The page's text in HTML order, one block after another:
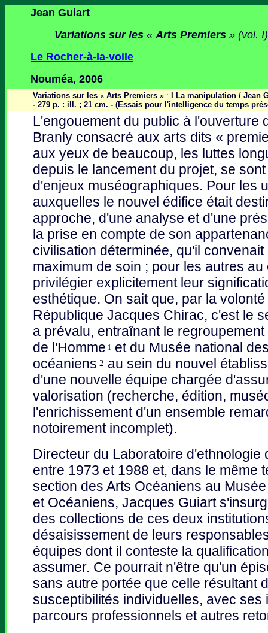
Jean Guiart
Variations sur les «Arts Premiers » (vol.
Le Rocher-à-la-voile
Nouméa, 2006
Variations sur les « Arts Premiers » : I La manipulation / Jean
- 279 p. : ill. ; 21 cm. - (Essais pour l'intelligence du temps
L'engouement du public à l'ouverture
Branly consacré aux arts dits «
aux yeux de beaucoup, les luttes
depuis le lancement du projet, se
d'enjeux muséographiques. Pour les
auxquelles le nouvel édifice était
approche, d'une analyse et d'une
la prise en compte de son
civilisation déterminée, qu'il
maximum de soin ; pour les autres
privilégier explicitement leur
esthétique. On sait que, par la
République Jacques Chirac, c'est le
a prévalu, entraînant le
de l'Homme 1 et du Musée national
océaniens 2 au sein du nouvel
d'une nouvelle équipe chargée
valorisation (recherche, édition,
l'enrichissement d'un ensemble
notoirement incomplet).
Directeur du Laboratoire d'ethnologie
entre 1973 et 1988 et, dans le même
section des Arts Océaniens au
et Océaniens, Jacques Guiart
des collections de ces deux
désaisissement de leurs
équipes dont il conteste la
assumer. Ce pourrait n'être qu'un
sans autre portée que celle résultant
susceptibilités individuelles, avec ses
parcours professionnels et autres